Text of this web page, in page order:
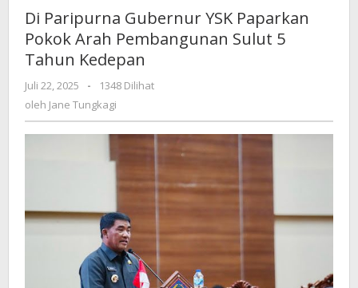
YSK
Paparkan
5
Tahun
Di Paripurna Gubernur YSK Paparkan
Pokok Arah Pembangunan Sulut 5
Tahun Kedepan
Juli 22, 2025
oleh
Jane
Tungkagi
-
1348 Dilihat
oleh Jane Tungkagi